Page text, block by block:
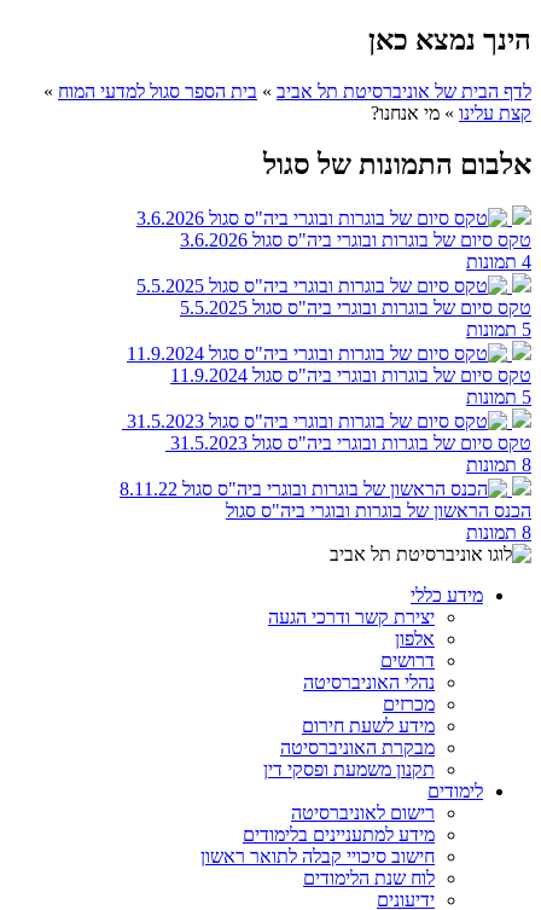
הינך נמצא כאן
לדף הבית של אוניברסיטת תל אביב » בית הספר סגול למדעי המוח »
קצת עלינו » מי אנחנו?
אלבום התמונות של סגול
טקס סיום של בוגרות ובוגרי ביה"ס סגול 3.6.2026
4 תמונות
טקס סיום של בוגרות ובוגרי ביה"ס סגול 5.5.2025
5 תמונות
טקס סיום של בוגרות ובוגרי ביה"ס סגול 11.9.2024
5 תמונות
טקס סיום של בוגרות ובוגרי ביה"ס סגול 31.5.2023
8 תמונות
הכנס הראשון של בוגרות ובוגרי ביה"ס סגול
8 תמונות
מידע כללי
יצירת קשר ודרכי הגעה
אלפון
דרושים
נהלי האוניברסיטה
מכרזים
מידע לשעת חירום
מבקרת האוניברסיטה
תקנון משמעת ופסקי דין
לימודים
רישום לאוניברסיטה
מידע למתעניינים בלימודים
חישוב סיכויי קבלה לתואר ראשון
לוח שנת הלימודים
ידיעונים